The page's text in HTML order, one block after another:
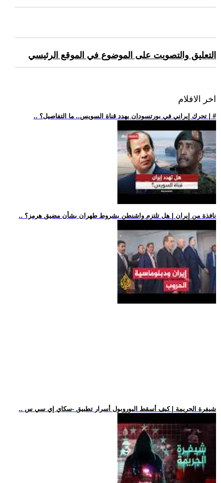
التعليق والتصويت على الموضوع في الموقع الرئيسي
اخر الافلام
.. تحرك إيراني في بورتسودان يهدد قناة السويس.. ما التفاصيل؟ | #
.. نافذة من إيران | هل تلتزم واشنطن بشروط طهران بشأن مضيق هرمز؟
.. شيفرة الجريمة | كيف أسقط اليوروبول أسرار تطبيق -سكاي إي سي س